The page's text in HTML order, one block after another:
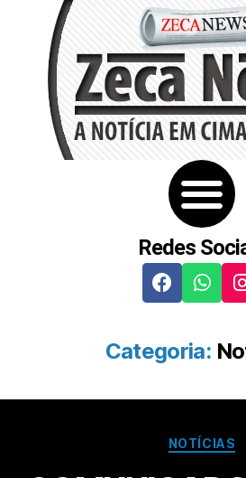
Redes
Categoria:
NOTÍCIAS